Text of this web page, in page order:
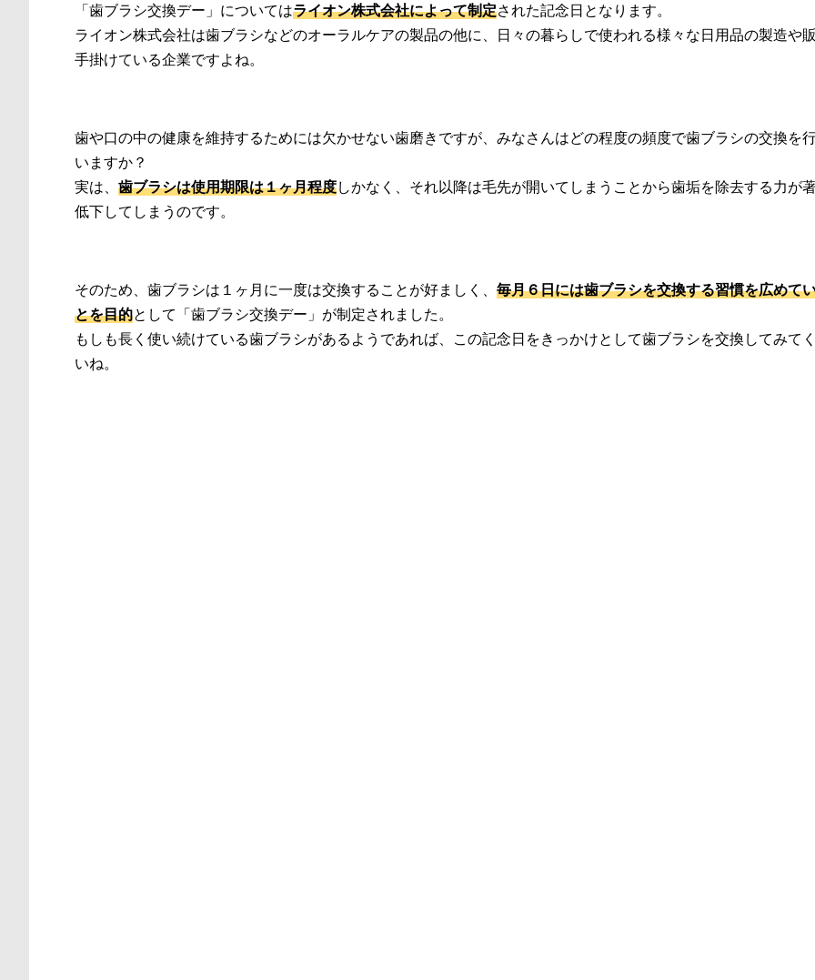
「歯ブラシ交換デー」についてはライオン株式会社によって制定された記念日となります。
ライオン株式会社は歯ブラシなどのオーラルケアの製品の他に、日々の暮らしで使われる様々な日用品の製造や
手掛けている企業ですよね。
歯や口の中の健康を維持するためには欠かせない歯磨きですが、みなさんはどの程度の頻度で歯ブラシの交換を
いますか？
実は、 歯ブラシは使用期限は１ヶ月程度しかなく、それ以降は毛先が開いてしまうことから歯垢を除去する力が
低下してしまうのです。
そのため、歯ブラシは１ヶ月に一度は交換することが好ましく、 毎月６日には歯ブラシを交換する習慣を広めて
とを目的として「歯ブラシ交換デー」が制定されました。
もしも長く使い続けている歯ブラシがあるようであれば、この記念日をきっかけとして歯ブラシを交換してみて
いね。